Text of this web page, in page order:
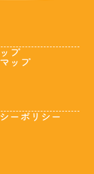
プ
ップ
ーポリシー